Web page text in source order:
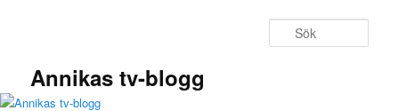
Annikas tv-blogg